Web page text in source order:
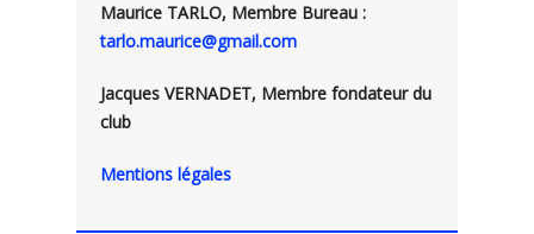
Maurice TARLO, Membre Bureau :
tarlo.maurice@gmail.com
Jacques VERNADET, Membre fondateur du
club
Mentions légales